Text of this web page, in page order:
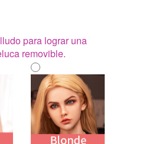
para lograr una
removible.